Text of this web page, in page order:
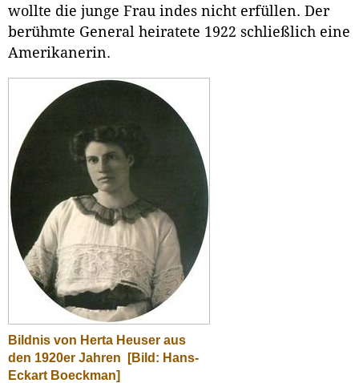
wollte die junge Frau indes nicht erfüllen. Der
berühmte General heiratete 1922 schließlich eine
Amerikanerin.
Bildnis von Herta Heuser aus
den 1920er Jahren
[Bild: Hans-
Eckart Boeckman]